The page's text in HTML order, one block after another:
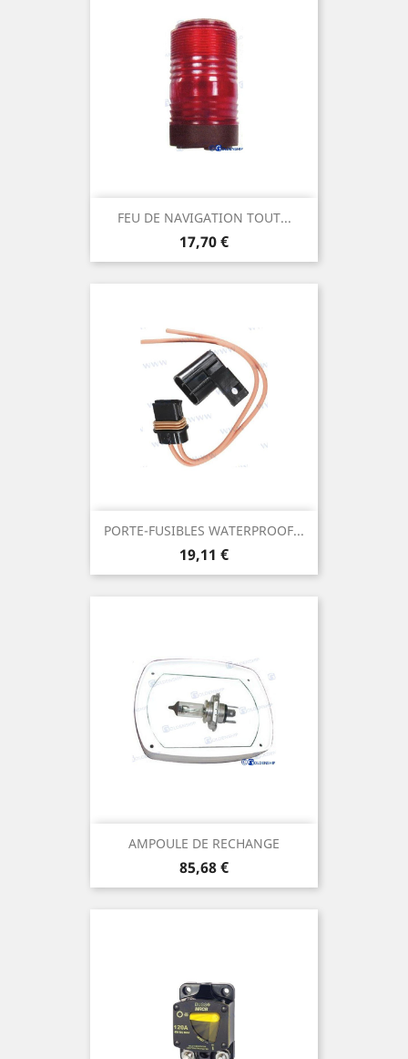
FEU DE NAVIGATION TOUT...
Prix
17,70 €
PORTE-FUSIBLES WATERPROOF...
Prix
19,11 €
AMPOULE DE RECHANGE
Prix
85,68 €